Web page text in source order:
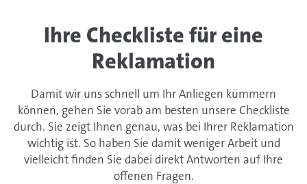
Ihre Checkliste für eine
Reklamation
Damit wir uns schnell um Ihr Anliegen kümmern
können, gehen Sie vorab am besten unsere Checkliste
durch. Sie zeigt Ihnen genau, was bei Ihrer Reklamation
wichtig ist. So haben Sie damit weniger Arbeit und
vielleicht finden Sie dabei direkt Antworten auf Ihre
offenen Fragen.